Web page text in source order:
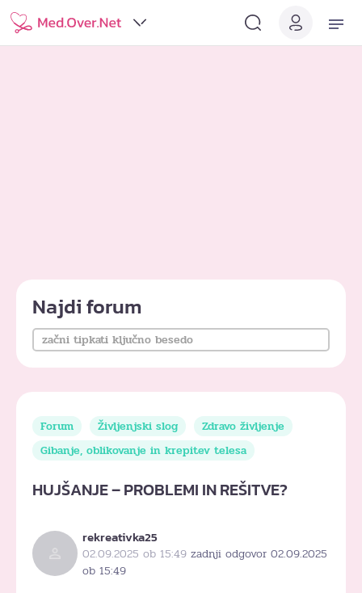
Najdi forum
Forum Življenjski slog
Zdravo življenje
Gibanje, oblikovanje in krepitev telesa
HUJŠANJE – PROBLEMI IN REŠITVE?
rekreativka25
02.09.2025 ob 15:49 zadnji odgovor 02.09.2025
ob 15:49